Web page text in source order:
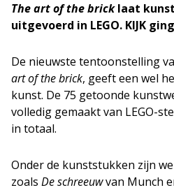
The art of the bricklaat
uitgevoerd in LEGO. KIJK
De nieuwste tentoonstelling
art of the brick, geeft een wel
kunst. De 75 getoonde
volledig gemaakt van LEGO-
in totaal.
Onder de kunststukken zijn
zoals De schreeuwvan Munch